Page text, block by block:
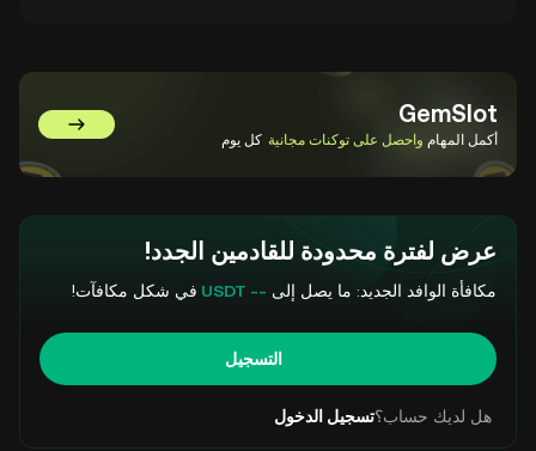
GemSlot
أكمل المهام واحصل على توكنات مجانية كل يوم انتقل إلى GemSlot
عرض لفترة محدودة للقادمين الجدد!
مكافأة الوافد الجديد: ما يصل إلى -- USDT في شكل مكافآت!
التسجيل
هل لديك حساب؟تسجيل الدخول